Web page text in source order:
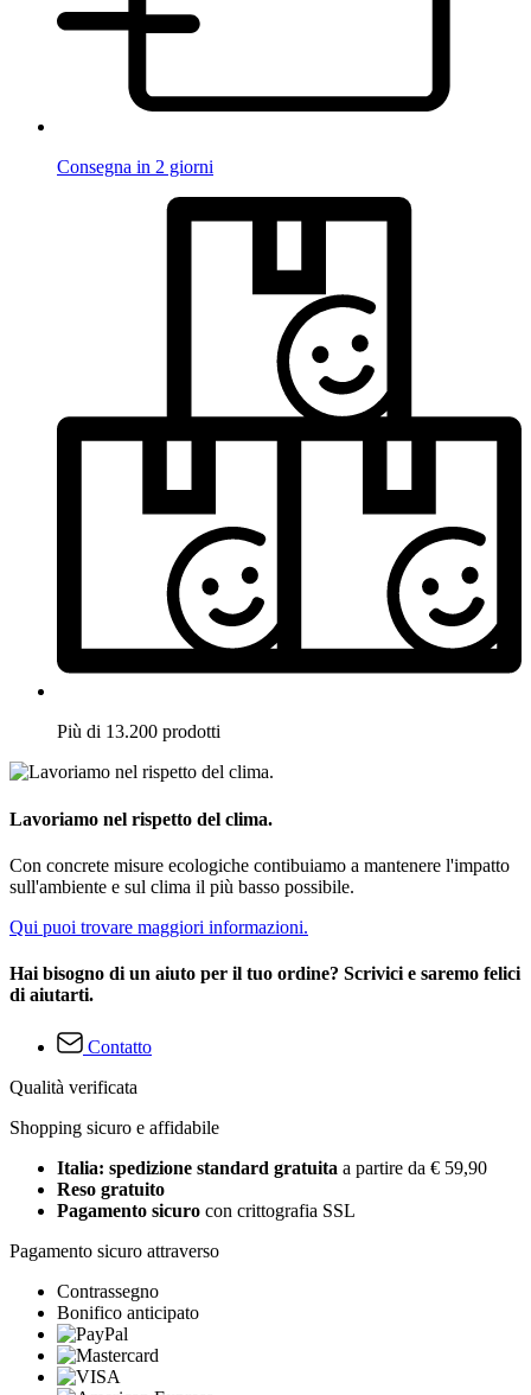
Consegna in 2 giorni
Più di 13.200 prodotti
Lavoriamo nel rispetto del clima.
Con concrete misure ecologiche contibuiamo a mantenere l'impatto
sull'ambiente e sul clima il più basso possibile.
Qui puoi trovare maggiori informazioni.
Hai bisogno di un aiuto per il tuo ordine? Scrivici e saremo felici
di aiutarti.
Contatto
Qualità verificata
Shopping sicuro e affidabile
Italia: spedizione standard gratuita a partire da € 59,90
Reso gratuito
Pagamento sicuro con crittografia SSL
Pagamento sicuro attraverso
Contrassegno
Bonifico anticipato